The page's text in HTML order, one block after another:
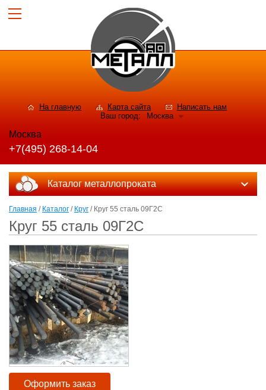
На главную Карта сайта
Написать нам
Ваш город:
Москва
Москва
+7(495) 268-14-04
Каталог металлопроката
Главная / Каталог / Круг / Круг 55 сталь 09Г2С
Круг 55 сталь 09Г2С
Оформить заказ